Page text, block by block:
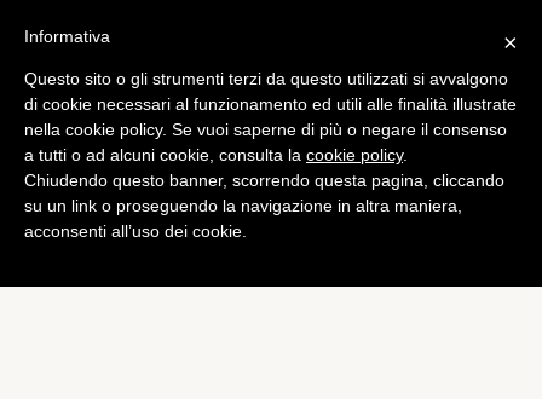
Tech
Apple apre il suo store
online in Russia
di Alessandro Moretti
×
Informativa
Questo sito o gli strumenti terzi da questo utilizzati si avvalgono
di cookie necessari al funzionamento ed utili alle finalità illustrate
nella cookie policy. Se vuoi saperne di più o negare il consenso
a tutti o ad alcuni cookie, consulta la cookie policy.
Chiudendo questo banner, scorrendo questa pagina, cliccando
su un link o proseguendo la navigazione in altra maniera,
acconsenti all’uso dei cookie.